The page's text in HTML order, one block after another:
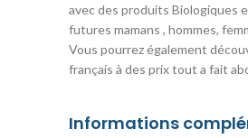
avec des produits Biologiques
futures mamans , hommes,
Vous pourrez également
français à des prix tout a fait
Informations